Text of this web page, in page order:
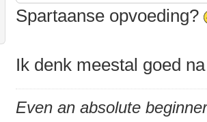
Spartaanse opvoeding?
Ik denk meestal goed
Even an absolute